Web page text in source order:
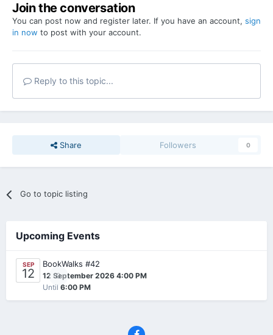
Join the conversation
You can post now and register later. If you have an account, sign
in now to post with your account.
Reply to this topic...
Share Followers 0
Go to topic listing
Upcoming Events
SEP
12 0
BookWalks #42
12 September 2026 4:00 PM
Until 6:00 PM